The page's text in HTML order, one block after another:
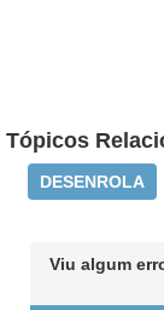
Tópicos
DESENROLA
Viu algum